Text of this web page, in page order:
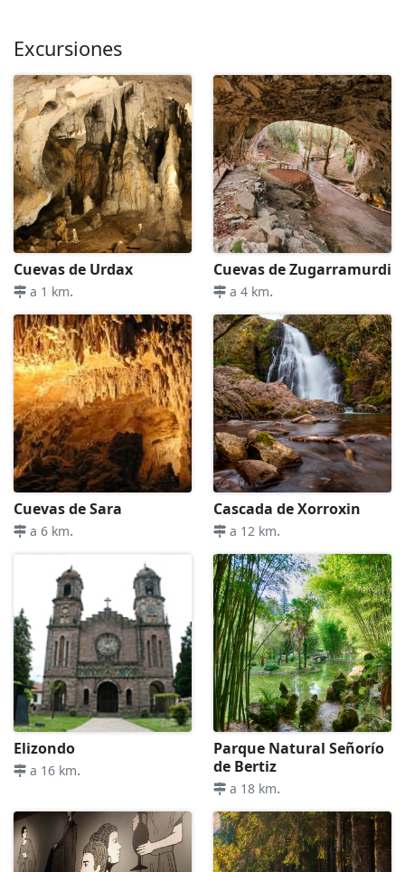
Excursiones
Cuevas de Urdax
a 1 km.
Cuevas de Zugarramurdi
a 4 km.
Cuevas de Sara
a 6 km.
Cascada de Xorroxin
a 12 km.
Elizondo
a 16 km.
Parque Natural Señorío
de Bertiz
a 18 km.